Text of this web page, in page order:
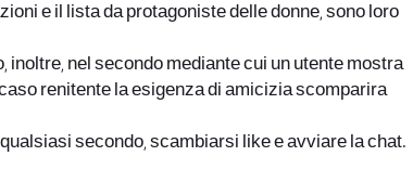
e il lista da protagoniste delle donne, sono loro
nel secondo mediante cui un utente mostra
renitente la esigenza di amicizia scomparira
secondo, scambiarsi like e avviare la chat.